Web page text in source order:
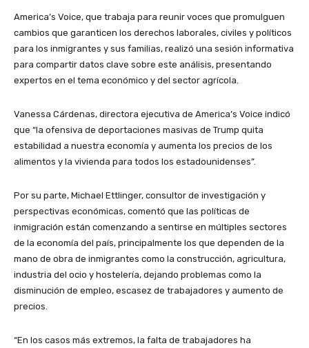
America’s Voice, que trabaja para reunir voces que promulguen
cambios que garanticen los derechos laborales, civiles y políticos
para los inmigrantes y sus familias, realizó una sesión informativa
para compartir datos clave sobre este análisis, presentando
expertos en el tema económico y del sector agrícola.
Vanessa Cárdenas, directora ejecutiva de America’s Voice indicó
que “la ofensiva de deportaciones masivas de Trump quita
estabilidad a nuestra economía y aumenta los precios de los
alimentos y la vivienda para todos los estadounidenses”.
Por su parte, Michael Ettlinger, consultor de investigación y
perspectivas económicas, comentó que las políticas de
inmigración están comenzando a sentirse en múltiples sectores
de la economía del país, principalmente los que dependen de la
mano de obra de inmigrantes como la construcción, agricultura,
industria del ocio y hostelería, dejando problemas como la
disminución de empleo, escasez de trabajadores y aumento de
precios.
“En los casos más extremos, la falta de trabajadores ha